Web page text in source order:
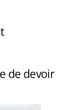
de devoir